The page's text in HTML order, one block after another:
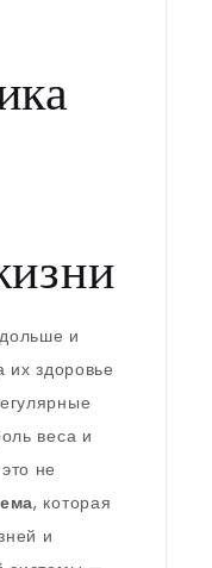
и
их здоровье
веса и
не
, которая
и